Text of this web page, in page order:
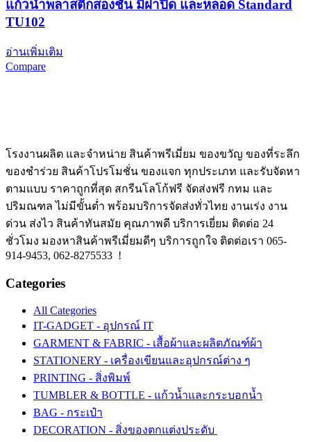
แก้วน้ำพลาสติกสองชั้น มีฝาปิด และหลอด Standard
TU102
อ่านเพิ่มเติม
Compare
โรงงานผลิต และจำหน่าย สินค้าพรีเมี่ยม ของขวัญ ของที่ระลึก
ของชำร่วย สินค้าโปรโมชั่น ของแจก ทุกประเภท และรับจัดหา
ตามแบบ ราคาถูกที่สุด สกรีนโลโก้ฟรี จัดส่งฟรี กทม และ
ปริมณฑล ไม่มีขั้นต่ำ พร้อมบริการจัดส่งทั่วไทย งานเร่ง งาน
ด่วน ส่งไว สินค้าทันสมัย คุณภาพดี บริการเยี่ยม ติดต่อ 24
ชั่วโมง มองหาสินค้าพรีเมี่ยมดีๆ บริการถูกใจ ติดต่อเรา 065-
914-9453, 062-8275533 !
Categories
All Categories
IT-GADGET - อุปกรณ์ IT
GARMENT & FABRIC - เสื้อผ้าและผลิตภัณฑ์ผ้า
STATIONERY - เครื่องเขียนและอุปกรณ์ต่าง ๆ
PRINTING - สิ่งพิมพ์
TUMBLER & BOTTLE - แก้วน้ำและกระบอกน้ำ
BAG - กระเป๋า
DECORATION - สิ่งของตกแต่งประดับ